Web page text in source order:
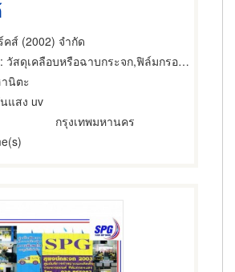
ส์ (2002) จำกัด
: วัสดุเคลือบหรือฉาบกระจก,ฟิล์มกรองแสง,ฟิล์มกรองแสงรถยนต์
นิตะ
แสง uv
กรุงเทพมหานคร